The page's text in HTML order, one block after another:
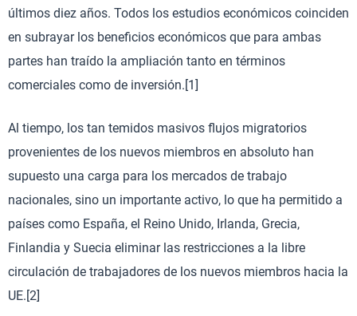
últimos diez años. Todos los estudios económicos coinciden
en subrayar los beneficios económicos que para ambas
partes han traído la ampliación tanto en términos
comerciales como de inversión.[1]
Al tiempo, los tan temidos masivos flujos migratorios
provenientes de los nuevos miembros en absoluto han
supuesto una carga para los mercados de trabajo
nacionales, sino un importante activo, lo que ha permitido a
países como España, el Reino Unido, Irlanda, Grecia,
Finlandia y Suecia eliminar las restricciones a la libre
circulación de trabajadores de los nuevos miembros hacia la
UE.[2]